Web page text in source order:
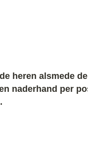
heren alsmede
naderhand per